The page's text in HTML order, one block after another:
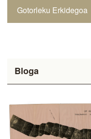
Gotorleku Erkidegoa
Bloga